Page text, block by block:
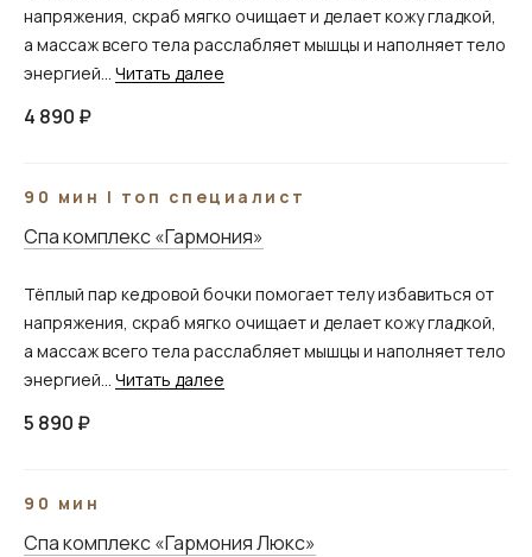
напряжения, скраб мягко очищает и делает кожу гладкой,
а массаж всего тела расслабляет мышцы и наполняет тело
энергией... Читать далее
4 890 ₽
90 мин | топ специалист
Спа комплекс «Гармония»
Тёплый пар кедровой бочки помогает телу избавиться от
напряжения, скраб мягко очищает и делает кожу гладкой,
а массаж всего тела расслабляет мышцы и наполняет тело
энергией... Читать далее
5 890 ₽
90 мин
Спа комплекс «Гармония Люкс»